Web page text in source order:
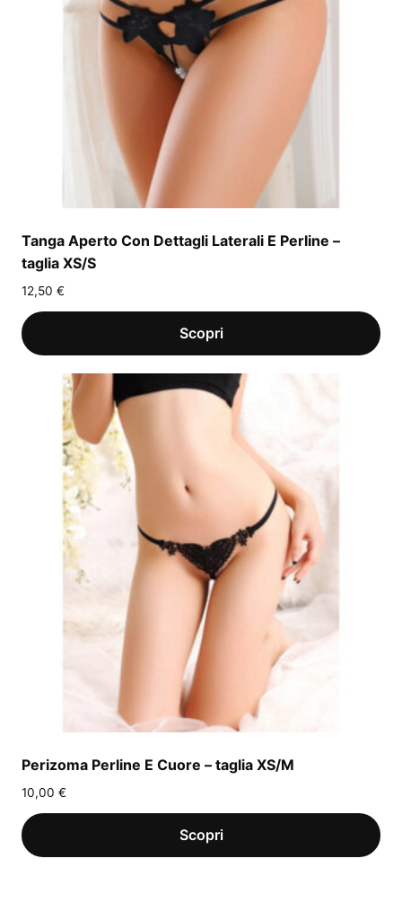
Tanga Aperto Con Dettagli Laterali E Perline –
taglia XS/S
12,50 €
Perizoma Perline E Cuore – taglia XS/M
10,00 €